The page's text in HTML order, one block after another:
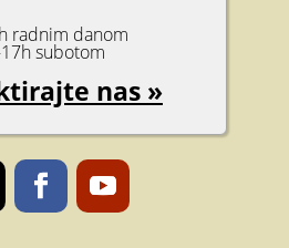
radnim danom
subotom
nas »